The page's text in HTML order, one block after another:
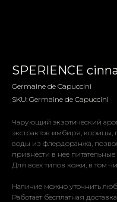
SPERIENCE
Germaine de Capuccini
SKU: Germaine de Capuccini
Чарующий экзотический
экстрактов имбиря, корицы,
воды из флердоранжа,
привнести в нее
Для всех типов кожи, в том
Наличие можно уточнить
Работает бесплатная